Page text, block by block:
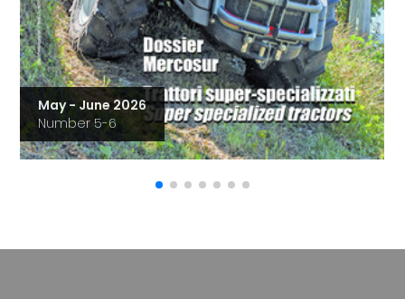
May - June 2026
Number 5-6